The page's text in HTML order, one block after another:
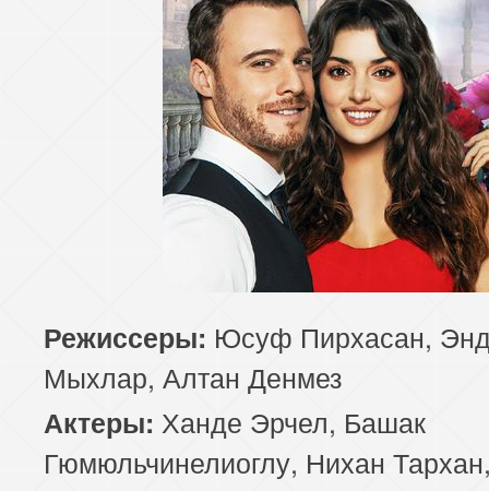
Режиссеры: Юсуф Пирхасан,
Мыхлар, Алтан Денмез
Актеры: Ханде Эрчел, Башак
Гюмюльчинелиоглу, Нихан